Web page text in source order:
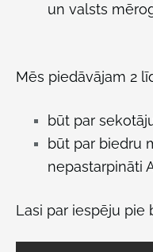
un valsts
Mēs piedāvājam 2
būt par
būt par biedru
nepastarpināti
Lasi par iespēju pie